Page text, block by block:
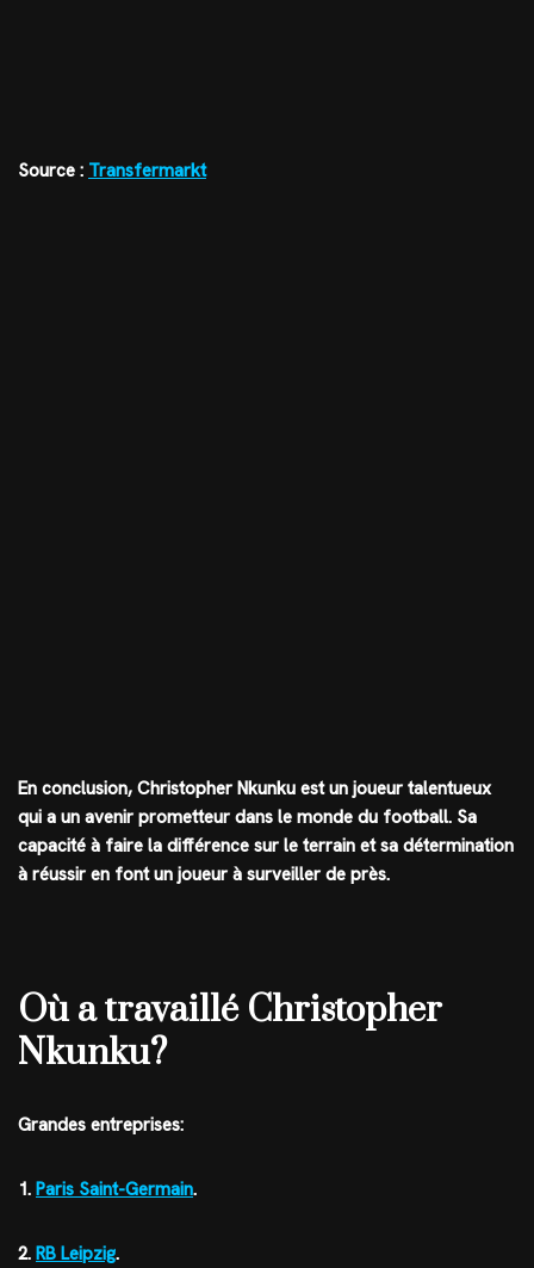
Source : Transfermarkt
En conclusion, Christopher Nkunku est un joueur talentueux
qui a un avenir prometteur dans le monde du football. Sa
capacité à faire la différence sur le terrain et sa détermination
à réussir en font un joueur à surveiller de près.
Où a travaillé Christopher
Nkunku?
Grandes entreprises:
1. Paris Saint-Germain.
2. RB Leipzig.